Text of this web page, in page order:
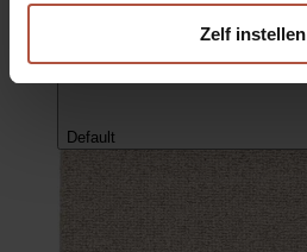
Zelf instellen
Default